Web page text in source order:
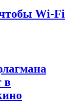
чтобы Wi-Fi
в